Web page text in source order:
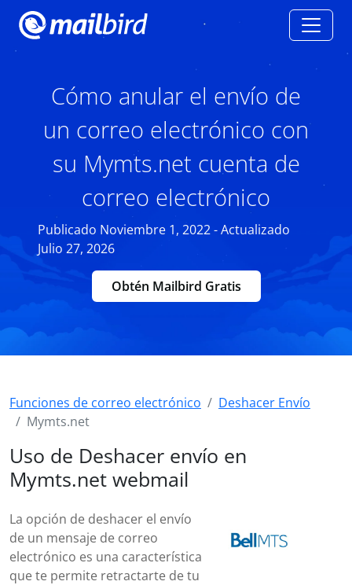
Cómo anular el envío de
un correo electrónico con
su Mymts.net cuenta de
correo electrónico
Publicado Noviembre 1, 2022 - Actualizado
Julio 27, 2026
Obtén Mailbird Gratis
Funciones de correo electrónico
Deshacer Envío
Mymts.net
Uso de Deshacer envío en
Mymts.net webmail
La opción de deshacer el envío
de un mensaje de correo
electrónico es una característica
que te permite retractarte de tu